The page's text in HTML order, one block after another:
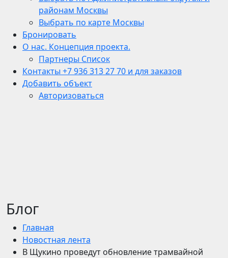
районам Москвы
Выбрать по карте Москвы
Бронировать
О нас. Концепция проекта.
Партнеры Список
Контакты +7 936 313 27 70 и для заказов
Добавить объект
Авторизоваться
Блог
Главная
Новостная лента
В Щукино проведут обновление трамвайной